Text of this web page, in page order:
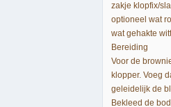
zakje klopfix/
optioneel wat
wat gehakte
Bereiding
Voor de
klopper. Voeg
geleidelijk de
Bekleed de